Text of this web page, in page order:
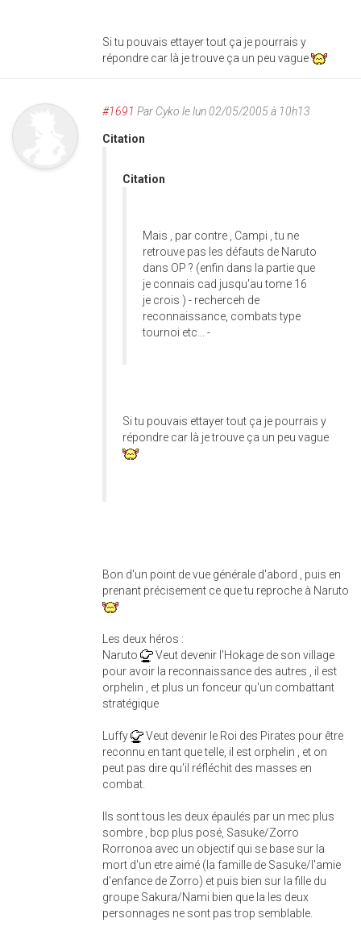
Si tu pouvais ettayer tout ça je pourrais y
répondre car là je trouve ça un peu vague
#1691 Par Cyko le lun 02/05/2005 à 10h13
Citation
Citation
Mais , par contre , Campi , tu ne
retrouve pas les défauts de Naruto
dans OP ? (enfin dans la partie que
je connais cad jusqu'au tome 16
je crois ) - recherceh de
reconnaissance, combats type
tournoi etc... -
Si tu pouvais ettayer tout ça je pourrais y
répondre car là je trouve ça un peu vague
Bon d'un point de vue générale d'abord , puis en
prenant précisement ce que tu reproche à Naruto
Les deux héros :
Naruto
Veut devenir l'Hokage de son village
pour avoir la reconnaissance des autres , il est
orphelin , et plus un fonceur qu'un combattant
stratégique
Luffy
Veut devenir le Roi des Pirates pour être
reconnu en tant que telle, il est orphelin , et on
peut pas dire qu'il réfléchit des masses en
combat.
Ils sont tous les deux épaulés par un mec plus
sombre , bcp plus posé, Sasuke/Zorro
Rorronoa avec un objectif qui se base sur la
mort d'un etre aimé (la famille de Sasuke/l'amie
d'enfance de Zorro) et puis bien sur la fille du
groupe Sakura/Nami bien que la les deux
personnages ne sont pas trop semblable.